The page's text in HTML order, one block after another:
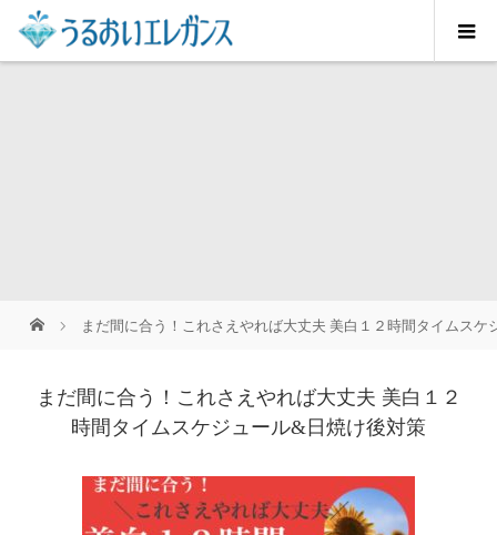
まだ間に合う！これさえやれば大丈夫 美白１２時間タイムスケ
まだ間に合う！これさえやれば大丈夫 美白１２
時間タイムスケジュール&日焼け後対策